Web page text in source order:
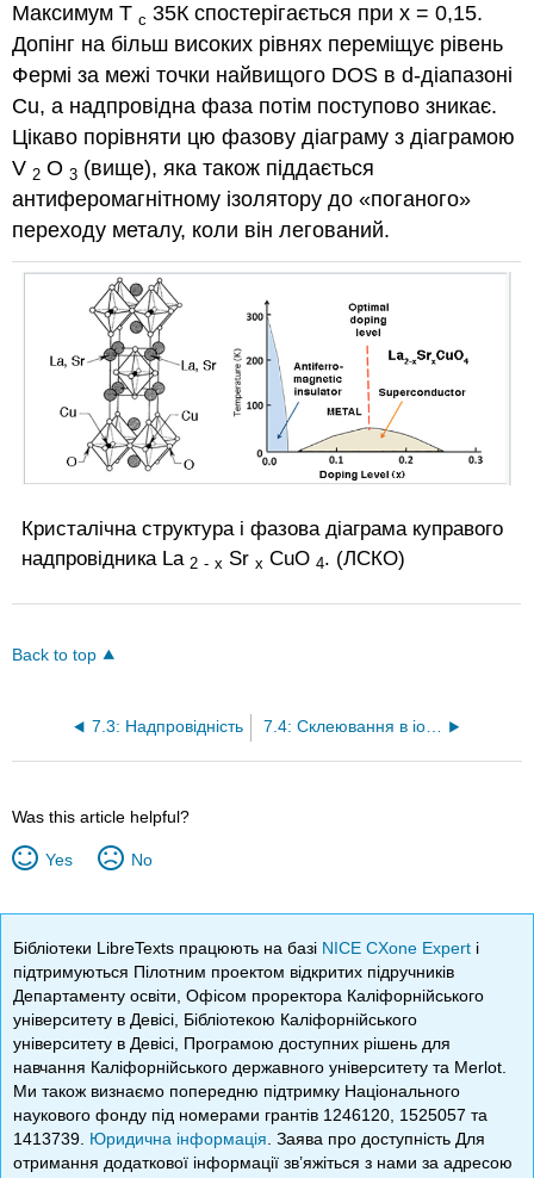
Максимум Тс 35К спостерігається при х = 0,15.
Допінг на більш високих рівнях переміщує рівень
Фермі за межі точки найвищого DOS в d-діапазоні
Cu, а надпровідна фаза потім поступово зникає.
Цікаво порівняти цю фазову діаграму з діаграмою
V 2 O3 (вище), яка також піддається
антиферомагнітному ізолятору до «поганого»
переходу металу, коли він легований.
Кристалічна структура і фазова діаграма куправого
надпровідника La 2 - x Srx CuO4. (ЛСКО)
Back to top
7.3: Надпровідність 7.4: Склеювання в іонних кристалах
Was this article helpful?
Yes No
Бібліотеки LibreTexts працюють на базі NICE CXone Expert і
підтримуються Пілотним проектом відкритих підручників
Департаменту освіти, Офісом проректора Каліфорнійського
університету в Девісі, Бібліотекою Каліфорнійського
університету в Девісі, Програмою доступних рішень для
навчання Каліфорнійського державного університету та Merlot.
Ми також визнаємо попередню підтримку Національного
наукового фонду під номерами грантів 1246120, 1525057 та
1413739. Юридична інформація . Заява про доступність Для
отримання додаткової інформації зв’яжіться з нами за адресою